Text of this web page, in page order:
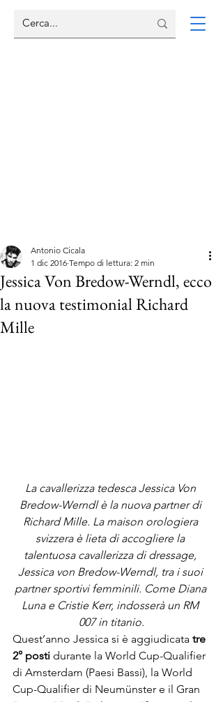
Jessica Von Bredow-Werndl, ecco
la nuova testimonial Richard
Mille
Antonio Cicala
1 dic 2016 Tempo di lettura: 2 min
La cavallerizza tedesca Jessica Von
Bredow-Werndl è la nuova partner di
Richard Mille. La maison orologiera
svizzera è lieta di accogliere la
talentuosa cavallerizza di dressage,
Jessica von Bredow-Werndl, tra i suoi
partner sportivi femminili. Come Diana
Luna e Cristie Kerr, indosserà un RM
007 in titanio.
Quest’anno Jessica si è aggiudicata tre
2° posti durante la World Cup-Qualifier
di Amsterdam (Paesi Bassi), la World
Cup-Qualifier di Neumünster e il Gran